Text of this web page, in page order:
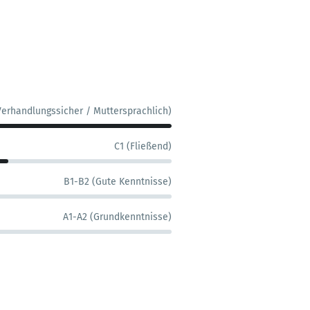
/ Muttersprachlich)
C1 (Fließend)
B1-B2 (Gute Kenntnisse)
A1-A2 (Grundkenntnisse)